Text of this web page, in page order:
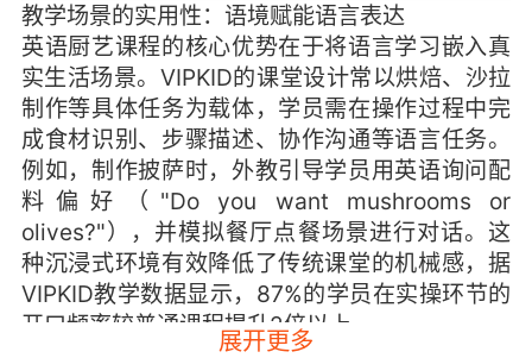
教学场景的实用性：语境赋能语言表达
英语厨艺课程的核心优势在于将语言学习嵌入真
实生活场景。VIPKID的课堂设计常以烘焙、沙拉
制作等具体任务为载体，学员需在操作过程中完
成食材识别、步骤描述、协作沟通等语言任务。
例如，制作披萨时，外教引导学员用英语询问配
料偏好（"Do you want mushrooms or
olives?"），并模拟餐厅点餐场景进行对话。这
种沉浸式环境有效降低了传统课堂的机械感，据
VIPKID教学数据显示，87%的学员在实操环节的
开口频率较普通课程提升2倍以上。
展开更多